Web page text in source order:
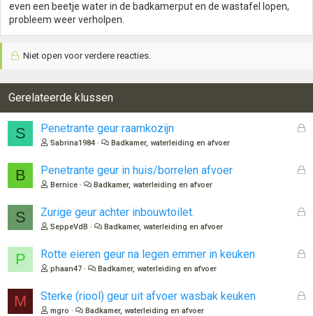
even een beetje water in de badkamerput en de wastafel lopen,
probleem weer verholpen.
Niet open voor verdere reacties.
Gerelateerde klussen
S
G
n
Penetrante geur raamkozijn
Sabrina1984 Badkamer, waterleiding en afvoer
B
G
n
Penetrante geur in huis/borrelen afvoer
Bernice Badkamer, waterleiding en afvoer
S
G
n
Zurige geur achter inbouwtoilet.
SeppeVdB Badkamer, waterleiding en afvoer
P
G
Rotte eieren geur na legen emmer in keuken
phaan47 Badkamer, waterleiding en afvoer
M
G
Sterke (riool) geur uit afvoer wasbak keuken
mgro Badkamer, waterleiding en afvoer